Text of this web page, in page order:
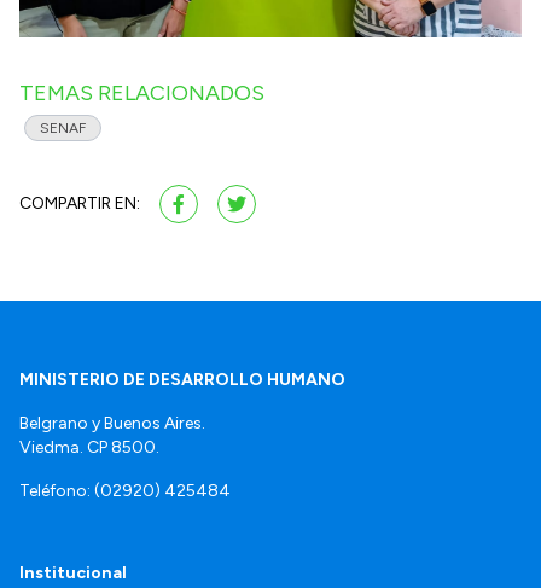
TEMAS RELACIONADOS
SENAF
COMPARTIR EN:
MINISTERIO DE DESARROLLO HUMANO
Belgrano y Buenos Aires.
Viedma. CP 8500.
Teléfono: (02920) 425484
Institucional